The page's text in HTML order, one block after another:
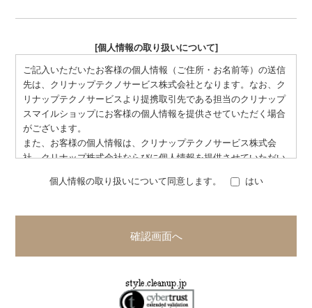
[個人情報の取り扱いについて]
ご記入いただいたお客様の個人情報（ご住所・お名前等）の送信
先は、クリナップテクノサービス株式会社となります。なお、ク
リナップテクノサービスより提携取引先である担当のクリナップ
スマイルショップにお客様の個人情報を提供させていただく場合
がございます。
また、お客様の個人情報は、クリナップテクノサービス株式会
社、クリナップ株式会社ならびに個人情報を提供させていただい
いたサービスの実施の他、プラン（見積）のご提供、アフターサ
発やサービス向上のための調査、分析、定期的な情報のご提供、
新たなサービスや新商品情報のご提供、緊急時の連絡のために利
個人情報の取り扱いについて同意します。 はい
確認画面へ